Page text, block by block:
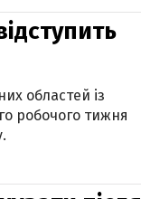
областей із
робочого тижня